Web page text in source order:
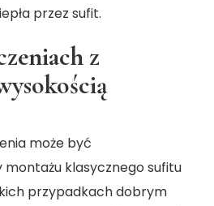
przez sufit.
z
może być
klasycznego sufitu
przypadkach dobrym